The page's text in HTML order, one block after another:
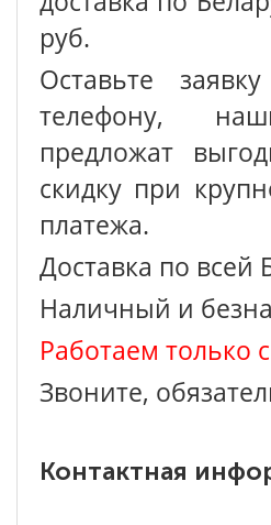
руб.
Оставьте
телефону,
предложат
скидку при
платежа.
Доставка по всей
Наличный и
Работаем только
Звоните,
Контактная